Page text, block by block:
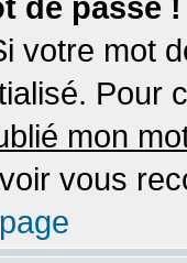
de passe !
votre mot
Pour
mon
vous